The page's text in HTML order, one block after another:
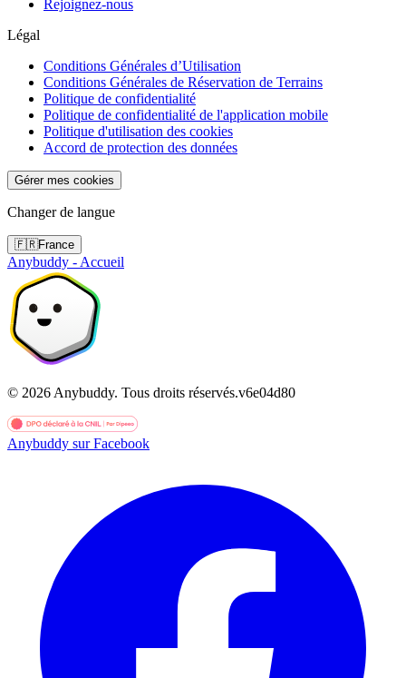
Rejoignez-nous
Légal
Conditions Générales d’Utilisation
Conditions Générales de Réservation de Terrains
Politique de confidentialité
Politique de confidentialité de l'application mobile
Politique d'utilisation des cookies
Accord de protection des données
Gérer mes cookies
Changer de langue
🇫🇷France
Anybuddy - Accueil
© 2026 Anybuddy. Tous droits réservés.v6e04d80
Anybuddy sur Facebook